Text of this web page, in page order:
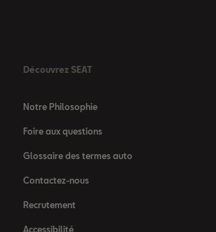
Découvrez SEAT
Notre Philosophie
Foire aux questions
Glossaire des termes auto
Contactez-nous
Recrutement
Accessibilité